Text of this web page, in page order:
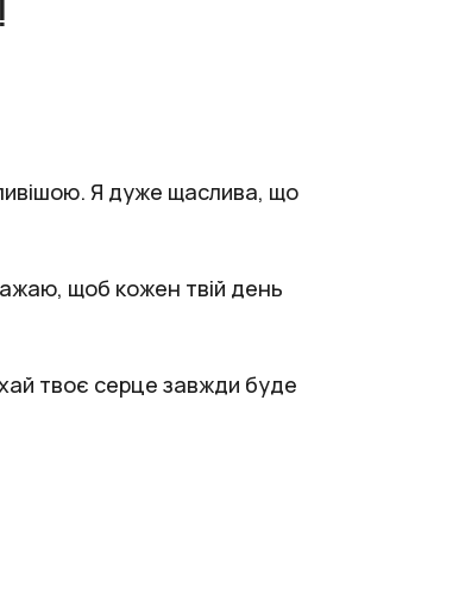
Я дуже щаслива, що
щоб кожен твій день
твоє серце завжди буде